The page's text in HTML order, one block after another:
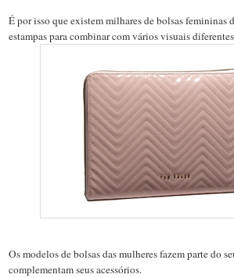
É por isso que existem milhares de bolsas femininas
estampas para combinar com vários visuais
Os modelos de bolsas das mulheres fazem parte do
complementam seus acessórios.